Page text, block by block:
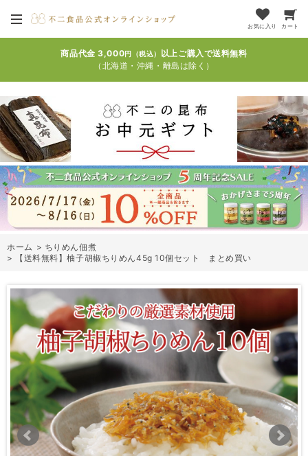
お気に入り カート
商品代金 3,000円（税込）
以上ご購入で送料無料
（北海道・沖縄・離島は除く）
ホーム > ちりめん佃煮
>
【送料無料】柚子胡椒ちりめん45g 10個セット まとめ買い